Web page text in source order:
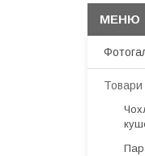
Товари